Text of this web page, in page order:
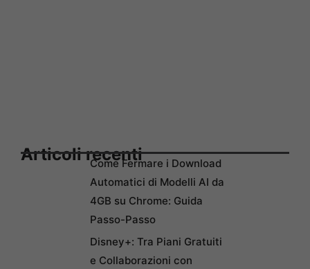
Articoli recentiCome Fermare i Download
Automatici di Modelli AI da
4GB su Chrome: Guida
Passo-Passo
Disney+: Tra Piani Gratuiti
e Collaborazioni con